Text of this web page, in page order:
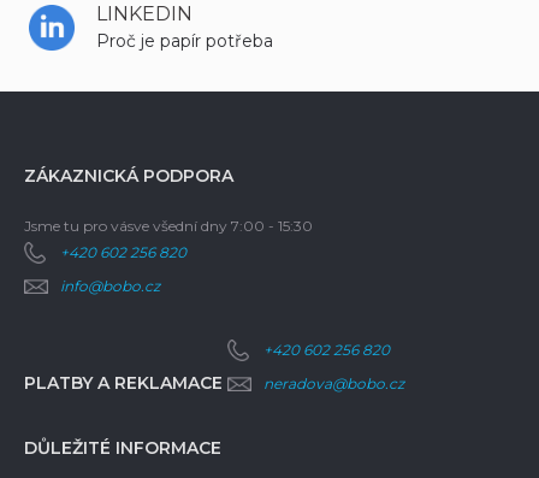
LINKEDIN
Proč je papír potřeba
ZÁKAZNICKÁ PODPORA
Jsme tu pro vásve všední dny 7:00 - 15:30
+420 602 256 820
info@bobo.cz
PLATBY A REKLAMACE
+420 602 256 820
neradova@bobo.cz
DŮLEŽITÉ INFORMACE